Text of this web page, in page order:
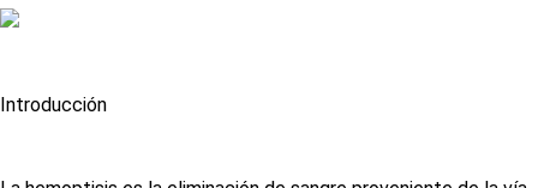
Introducción